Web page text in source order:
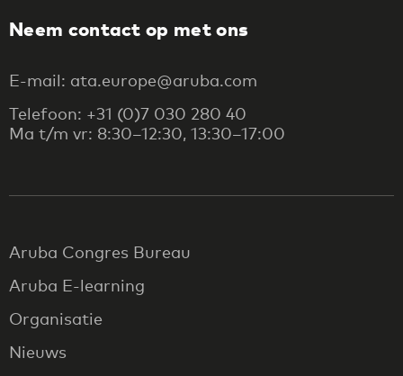
Neem contact op met ons
E-mail: ata.europe@aruba.com
Telefoon: +31 (0)7 030 280 40
Ma t/m vr: 8:30–12:30, 13:30–17:00
Aruba Congres Bureau
Aruba E-learning
Organisatie
Nieuws